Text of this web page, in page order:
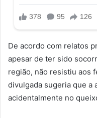
De acordo com relatos
apesar de ter sido
região, não resistiu aos
divulgada sugeria que a
acidentalmente no